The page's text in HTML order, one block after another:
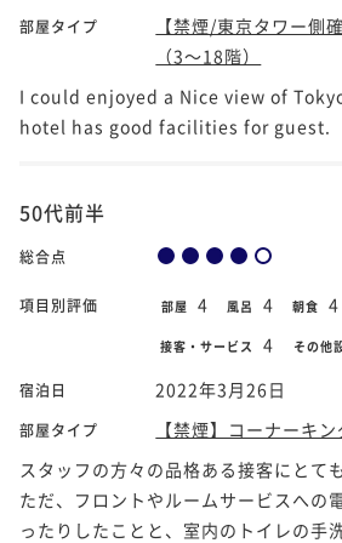
部屋タイプ
【禁煙/東京タワー側
（3～18階）
I could enjoyed a Nice view of
hotel has good facilities for guest.
50代前半
総合点
項目別評価 部屋 4 風呂 4 朝食 4
接客・サービス 4 その他
宿泊日 2022年3月26日
部屋タイプ
【禁煙】コーナーキ
スタッフの方々の品格ある接客にとて
ただ、フロントやルームサービスへの
ったりしたことと、室内のトイレの手